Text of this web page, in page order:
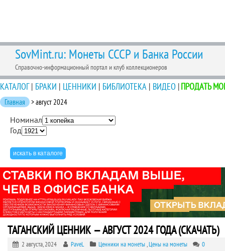
SovMint.ru: Монеты СССР и Банка России
Справочно-информационный портал и клуб коллекционеров
КАТАЛОГ| БРАКИ | ЦЕННИКИ | БИБЛИОТЕКА | ВИДЕО |ПРОДАТЬ
Главная > август 2024
Номинал
Год
ТАГАНСКИЙ ЦЕННИК — АВГУСТ 2024 ГОДА (СКАЧАТЬ)
2 августа, 2024 PaveL Ценники на монеты,Цены на монеты 0